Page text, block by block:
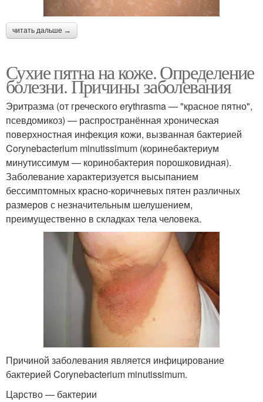
читать дальше →
Сухие пятна на коже. Определение
болезни. Причины заболевания
Эритразма (от греческого erythrasma — "красное пятно",
псевдомикоз) — распространённая хроническая
поверхностная инфекция кожи, вызванная бактерией
Corynebacterium minutissimum (коринебактериум
минутиссимум — коринобактерия порошковидная).
Заболевание характеризуется высыпанием
бессимптомных красно-коричневых пятен различных
размеров с незначительным шелушением,
преимущественно в складках тела человека.
Причиной заболевания является инфицирование
бактерией Corynebacterium minutissimum.
Царство — бактерии